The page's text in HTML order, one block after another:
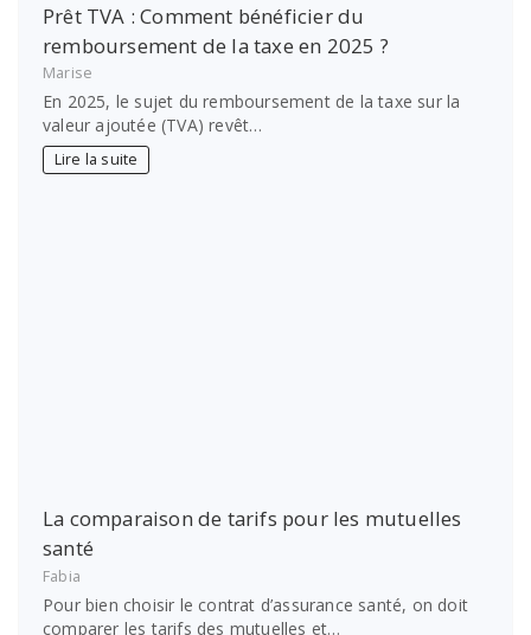
Prêt TVA : Comment bénéficier du
remboursement de la taxe en 2025 ?
Marise
En 2025, le sujet du remboursement de la taxe sur la
valeur ajoutée (TVA) revêt…
Lire la suite
La comparaison de tarifs pour les mutuelles
santé
Fabia
Pour bien choisir le contrat d’assurance santé, on doit
comparer les tarifs des mutuelles et…